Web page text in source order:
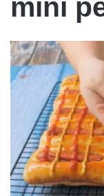
mini